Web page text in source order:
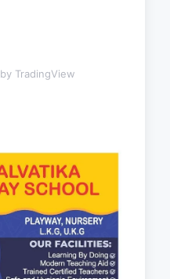
by TradingView